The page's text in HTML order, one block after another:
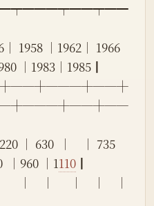
1958 │1962│ 1966
│1983│1985┃
│ 630  │    │ 735
│960 │1110 ┃
│    │      │    │    │